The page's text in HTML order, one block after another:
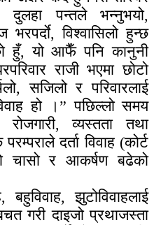
दुलहा पन्तले भन्नुभयो,
विश्वासिलो हुन्छ
हुँ, यो आफैँ पनि कानुनी
राजी भएमा छोटो
सजिलो र परिवारलाई
हो ।” पछिल्लो समय
व्यस्तता तथा
दर्ता विवाह (कोर्ट
चासो र आकर्षण बढेको
बहुविवाह, झुटोविवाहलाई
गरी दाइजो प्रथाजस्ता